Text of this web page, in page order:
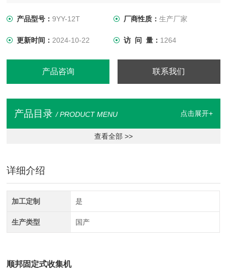
产品型号：9YY-12T 厂商性质： 生产厂家
更新时间： 2024-10-22 访 问 量： 1264
产品咨询 联系我们
产品目录 / PRODUCT MENU 点击展开+
查看全部 >>
详细介绍
加工定制 是
生产类型 国产
顺邦固定式收集机